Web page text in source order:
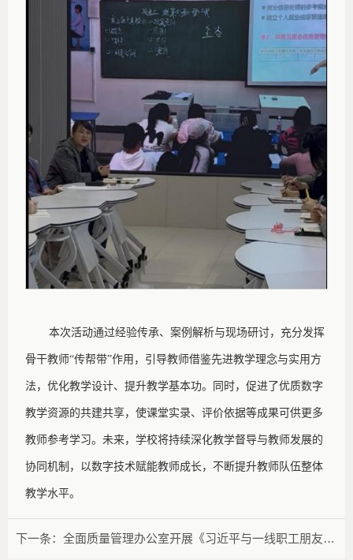
本次活动通过经验传承、案例解析与现场研讨，充分发挥
骨干教师“传帮带”作用，引导教师借鉴先进教学理念与实用方
法，优化教学设计、提升教学基本功。同时，促进了优质数字
教学资源的共建共享，使课堂实录、评价依据等成果可供更多
教师参考学习。未来，学校将持续深化教学督导与教师发展的
协同机制，以数字技术赋能教师成长，不断提升教师队伍整体
教学水平。
下一条： 全面质量管理办公室开展《习近平与一线职工朋友们》专题学习活动